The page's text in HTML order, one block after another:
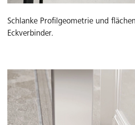
Schlanke Profilgeometrie und
Eckverbinder.